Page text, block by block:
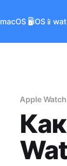
macOS 🖥iOS📱
Apple Watch